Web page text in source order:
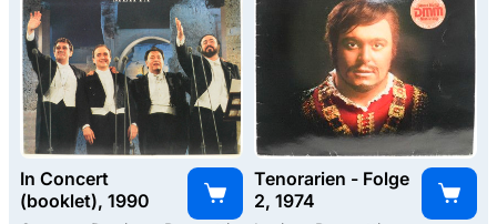
In Concert
(booklet), 1990
Tenorarien - Folge
2, 1974